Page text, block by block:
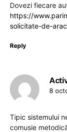
Dovezi fiecare
https://
solicitate-de-
Reply
8
Tipic sistemului
comusie